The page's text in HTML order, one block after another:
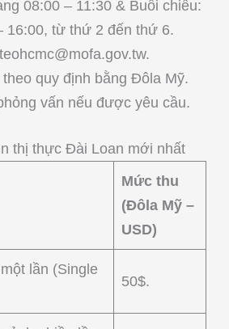
08:00 – 11:30 & Buổi chiều:
16:00, từ thứ 2 đến thứ 6.
teohcmc@mofa.gov.tw.
quy định bằng Đôla Mỹ.
vấn nếu được yêu cầu.
thị thực Đài Loan mới nhất
Mức thu
(Đôla Mỹ –
USD)
lần (Single
50$.